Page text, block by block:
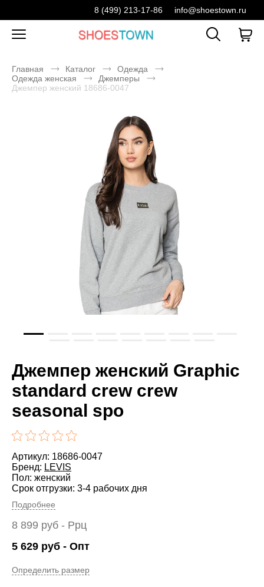
8 (499) 213-17-86 info@shoestown.ru
Главная Каталог
Одежда
Одежда женская
Джемперы
Джемпер женский 18686-0047
Джемпер женский Graphic
standard crew crew
seasonal spo
Артикул: 18686-0047
Бренд: LEVIS
Пол: женский
Срок отгрузки: 3-4 рабочих дня
Подробнее
8 899 руб - Ррц
5 629 руб - Опт
Определить размер